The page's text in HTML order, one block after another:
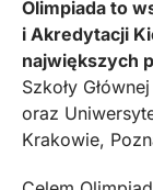
Olimpiada to
i Akredytacji
największych
Szkoły
oraz
Krakowie,